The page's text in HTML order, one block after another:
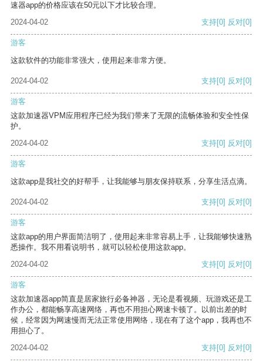
速器app的价格应该在50元以下才比较合理。
2024-04-02
支持[0] 反对[0]
游客
这款软件的功能非常强大，使用起来非常方便。
2024-04-02 支持[0] 反对[0]
游客
这款加速器VPM应用程序已经为我们带来了无限的流畅体验和安全性保
护。
2024-04-02
支持[0] 反对[0]
游客
这款app是我社交的好帮手，让我能够与朋友保持联系，分享生活点滴。
2024-04-02 支持[0] 反对[0]
游客
这款app的用户界面简洁明了，使用起来非常容易上手，让我能够快速熟
悉操作。我不用看说明书，就可以轻松使用这款app。
2024-04-02
支持[0] 反对[0]
游客
这款加速器app简直是居家旅行必备神器，无论是看视频、玩游戏还是工
作办公，都能畅享高速网络，再也不用担心网速卡顿了。以前出差的时
候，经常因为网速慢而无法正常使用网络，现在有了这个app，我再也不
用担心了。
2024-04-02
支持[0] 反对[0]